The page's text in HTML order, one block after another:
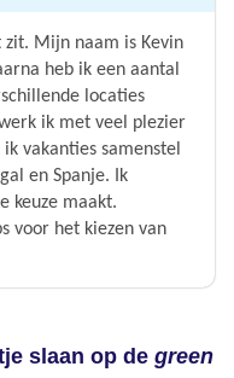
Mijn naam is Kevin
heb ik een aantal
locaties
ik met veel plezier
vakanties samenstel
en Spanje. Ik
keuze maakt.
voor het kiezen van
slaan op de green